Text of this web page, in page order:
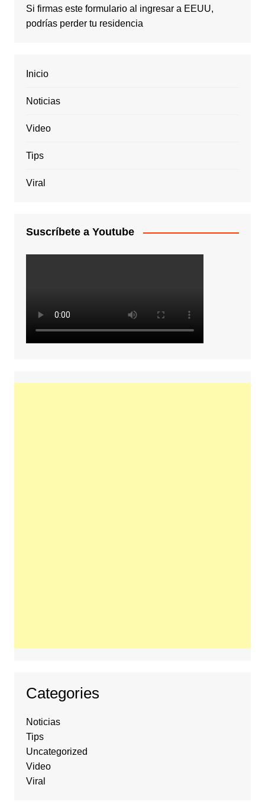
Si firmas este formulario al ingresar a EEUU,
podrías perder tu residencia
Inicio
Noticias
Video
Tips
Viral
Suscríbete a Youtube
Categories
Noticias
Tips
Uncategorized
Video
Viral